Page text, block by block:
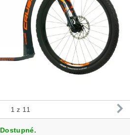
1 z 11
Dostupné.